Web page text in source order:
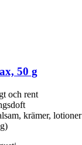
50 g
och rent
krämer, lotioner